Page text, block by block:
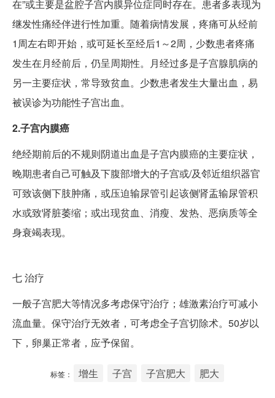
在”或主要是盆腔子宫内膜异位症同时存在。患者多表现为
继发性痛经伴进行性加重。随着病情发展，疼痛可从经前
1周左右即开始，或可延长至经后1～2周，少数患者疼痛
发生在月经前后，仍呈周期性。月经过多是子宫腺肌病的
另一主要症状，常导致贫血。少数患者发生大量出血，易
被误诊为功能性子宫出血。
2.子宫内膜癌
绝经期前后的不规则阴道出血是子宫内膜癌的主要症状，
晚期患者自己可触及下腹部增大的子宫或/及邻近组织器官
可致该侧下肢肿痛，或压迫输尿管引起该侧肾盂输尿管积
水或致肾脏萎缩；或出现贫血、消瘦、发热、恶病质等全
身衰竭表现。
七治疗
一般子宫肥大等情况多考虑保守治疗；雄激素治疗可减小
流血量。保守治疗无效者，可考虑全子宫切除术。50岁以
下，卵巢正常者，应予保留。
标签： 增生 子宫 子宫肥大 肥大